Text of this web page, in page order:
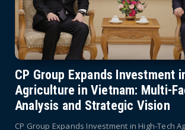
CP Group Expands Investment
Agriculture in Vietnam: Multi-
Analysis and Strategic Vision
CP Group Expands Investment in High-Tech